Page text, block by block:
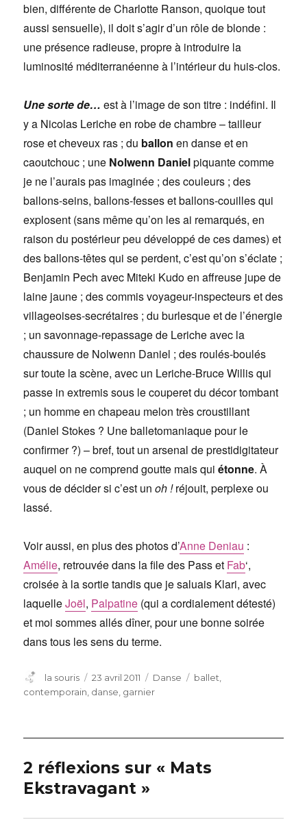
bien, différente de Charlotte Ranson, quoique tout
aussi sensuelle), il doit s’agir d’un rôle de blonde :
une présence radieuse, propre à introduire la
luminosité méditerranéenne à l’intérieur du huis-clos.
Une sorte de… est à l’image de son titre : indéfini. Il
y a Nicolas Leriche en robe de chambre – tailleur
rose et cheveux ras ; du ballon en danse et en
caoutchouc ; une Nolwenn Danielpiquante comme
je ne l’aurais pas imaginée ; des couleurs ; des
ballons-seins, ballons-fesses et ballons-couilles qui
explosent (sans même qu’on les ai remarqués, en
raison du postérieur peu développé de ces dames) et
des ballons-têtes qui se perdent, c’est qu’on s’éclate ;
Benjamin Pech avec Miteki Kudo en affreuse jupe de
laine jaune ; des commis voyageur-inspecteurs et des
villageoises-secrétaires ; du burlesque et de l’énergie
; un savonnage-repassage de Leriche avec la
chaussure de Nolwenn Daniel ; des roulés-boulés
sur toute la scène, avec un Leriche-Bruce Willis qui
passe in extremis sous le couperet du décor tombant
; un homme en chapeau melon très croustillant
(Daniel Stokes ? Une balletomaniaque pour le
confirmer ?) – bref, tout un arsenal de prestidigitateur
auquel on ne comprend goutte mais quiétonne. À
vous de décider si c’est unoh !réjouit, perplexe ou
lassé.
Voir aussi, en plus des photos d’Anne Deniau :
Amélie, retrouvée dans la file des Pass et Fab‘,
croisée à la sortie tandis que je saluais Klari, avec
laquelleJoël, Palpatine (qui a cordialement détesté)
et moi sommes allés dîner, pour une bonne soirée
dans tous les sens du terme.
Auteur
la souris
Publié
le
23 avril 2011 Catégories
Danse Étiquettes
ballet
contemporain danse garnier
2 réflexions sur « Mats
Ekstravagant »